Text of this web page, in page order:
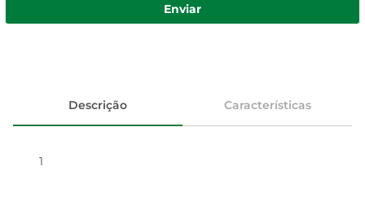
Enviar
Descrição Características
1